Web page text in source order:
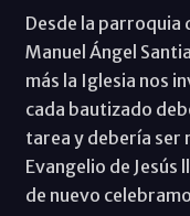
Desde la parroquia
Manuel Ángel
más la Iglesia nos
cada bautizado
tarea y debería ser
Evangelio de Jesús
de nuevo